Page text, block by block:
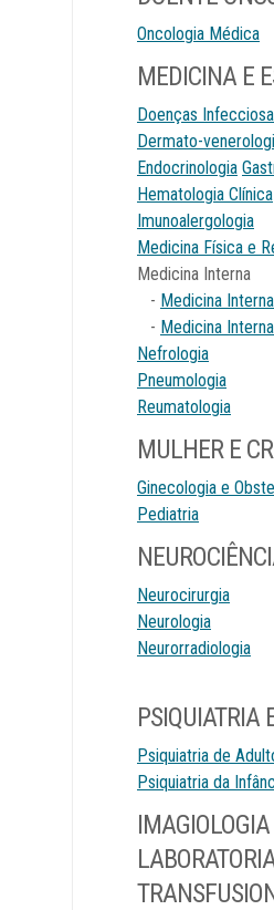
Oncologia Médica
MEDICINA E
Doenças
Dermato-
Endocrinologia
Hematologia Clínica
Imunoalergologia
Medicina Física e
Medicina Interna
- Medicina
- Medicina
Nefrologia
Pneumologia
Reumatologia
MULHER E
Ginecologia e
Pediatria
Neurocirurgia
Neurologia
Neurorradiologia
PSIQUIATRIA
Psiquiatria de
Psiquiatria da